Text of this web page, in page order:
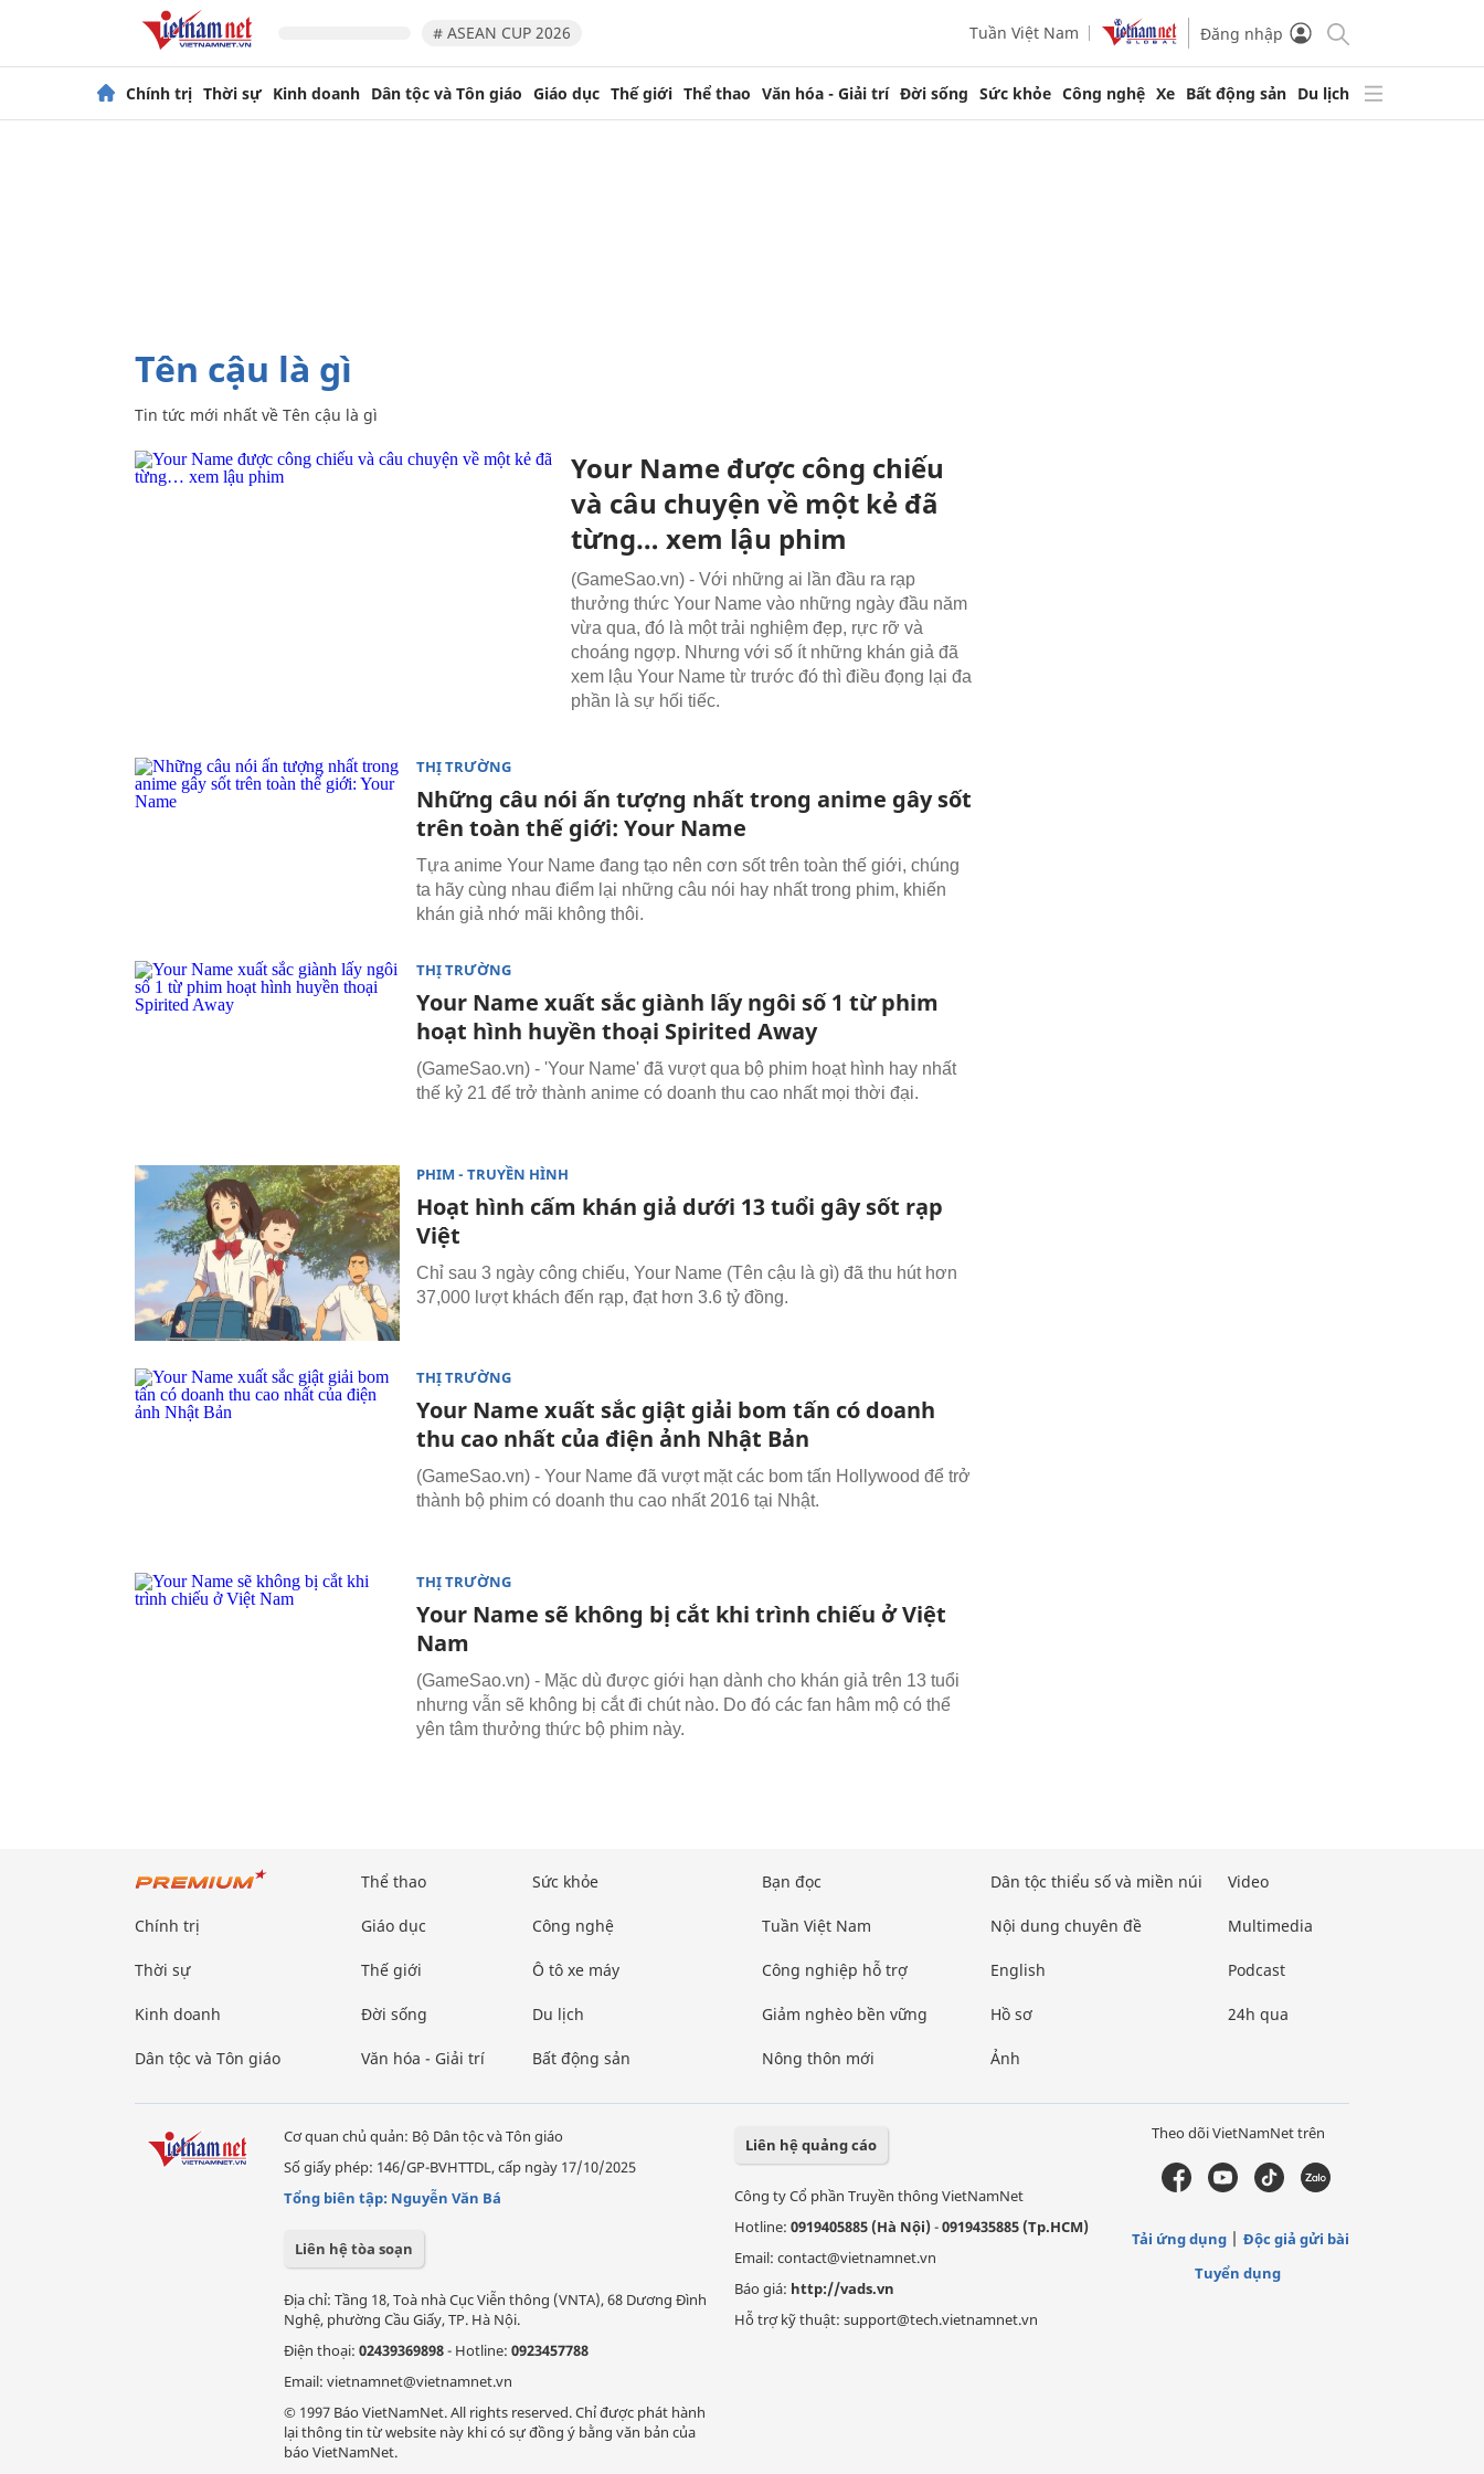
# ASEAN CUP 2026 Tuần Việt Nam Đăng nhập
Chính trị Thời sự Kinh doanh Dân tộc và Tôn giáo Giáo dục Thế giới Thể thao Văn hóa - Giải trí Đời sống Sức khỏe Công nghệ Xe Bất động sản Du lịch
Tên cậu là gì
Tin tức mới nhất về Tên cậu là gì
Your Name được công chiếu
và câu chuyện về một kẻ đã
từng… xem lậu phim
(GameSao.vn) - Với những ai lần đầu ra rạp
thưởng thức Your Name vào những ngày đầu năm
vừa qua, đó là một trải nghiệm đẹp, rực rỡ và
choáng ngợp. Nhưng với số ít những khán giả đã
xem lậu Your Name từ trước đó thì điều đọng lại đa
phần là sự hối tiếc.
THỊ TRƯỜNG
Những câu nói ấn tượng nhất trong anime gây sốt
trên toàn thế giới: Your Name
Tựa anime Your Name đang tạo nên cơn sốt trên toàn thế giới, chúng
ta hãy cùng nhau điểm lại những câu nói hay nhất trong phim, khiến
khán giả nhớ mãi không thôi.
THỊ TRƯỜNG
Your Name xuất sắc giành lấy ngôi số 1 từ phim
hoạt hình huyền thoại Spirited Away
(GameSao.vn) - 'Your Name' đã vượt qua bộ phim hoạt hình hay nhất
thế kỷ 21 để trở thành anime có doanh thu cao nhất mọi thời đại.
PHIM - TRUYỀN HÌNH
Hoạt hình cấm khán giả dưới 13 tuổi gây sốt rạp
Việt
Chỉ sau 3 ngày công chiếu, Your Name (Tên cậu là gì) đã thu hút hơn
37,000 lượt khách đến rạp, đạt hơn 3.6 tỷ đồng.
THỊ TRƯỜNG
Your Name xuất sắc giật giải bom tấn có doanh
thu cao nhất của điện ảnh Nhật Bản
(GameSao.vn) - Your Name đã vượt mặt các bom tấn Hollywood để trở
thành bộ phim có doanh thu cao nhất 2016 tại Nhật.
THỊ TRƯỜNG
Your Name sẽ không bị cắt khi trình chiếu ở Việt
Nam
(GameSao.vn) - Mặc dù được giới hạn dành cho khán giả trên 13 tuổi
nhưng vẫn sẽ không bị cắt đi chút nào. Do đó các fan hâm mộ có thể
yên tâm thưởng thức bộ phim này.
Chính trị
Thời sự
Kinh doanh
Dân tộc và Tôn giáo
Thể thao
Giáo dục
Thế giới
Đời sống
Văn hóa - Giải trí
Sức khỏe
Công nghệ
Ô tô xe máy
Du lịch
Bất động sản
Bạn đọc
Tuần Việt Nam
Công nghiệp hỗ trợ
Giảm nghèo bền vững
Nông thôn mới
Dân tộc thiểu số và miền núi
Nội dung chuyên đề
English
Hồ sơ
Ảnh
Video
Multimedia
Podcast
24h qua
Cơ quan chủ quản: Bộ Dân tộc và Tôn giáo
Số giấy phép: 146/GP-BVHTTDL, cấp ngày 17/10/2025
Tổng biên tập: Nguyễn Văn Bá
Liên hệ tòa soạn
Địa chỉ: Tầng 18, Toà nhà Cục Viễn thông (VNTA), 68 Dương Đình
Nghệ, phường Cầu Giấy, TP. Hà Nội.
Điện thoại: 02439369898- Hotline: 0923457788
Email: vietnamnet@vietnamnet.vn
© 1997 Báo VietNamNet. All rights reserved. Chỉ được phát hành
lại thông tin từ website này khi có sự đồng ý bằng văn bản của
báo VietNamNet.
Liên hệ quảng cáo
Công ty Cổ phần Truyền thông VietNamNet
Hotline: 0919405885 (Hà Nội)-0919435885 (Tp.HCM)
Email: contact@vietnamnet.vn
Báo giá: http://vads.vn
Hỗ trợ kỹ thuật: support@tech.vietnamnet.vn
Theo dõi VietNamNet trên
Tải ứng dụng
Độc giả gửi bài
Tuyển dụng